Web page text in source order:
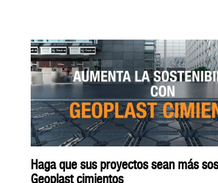
Haga que sus proyectos sean más
Geoplast cimientos